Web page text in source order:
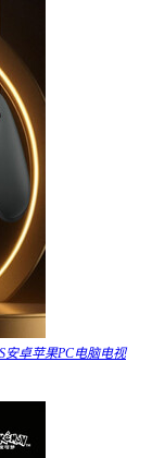
安卓苹果PC电脑电视